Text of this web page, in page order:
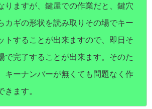
りますが、鍵屋での作業だと、鍵穴
カギの形状を読み取りその場でキー
トすることが出来ますので、即日そ
で完了することが出来ます。そのた
キーナンバーが無くても問題なく作
きます。